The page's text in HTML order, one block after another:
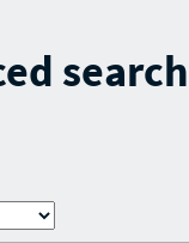
search